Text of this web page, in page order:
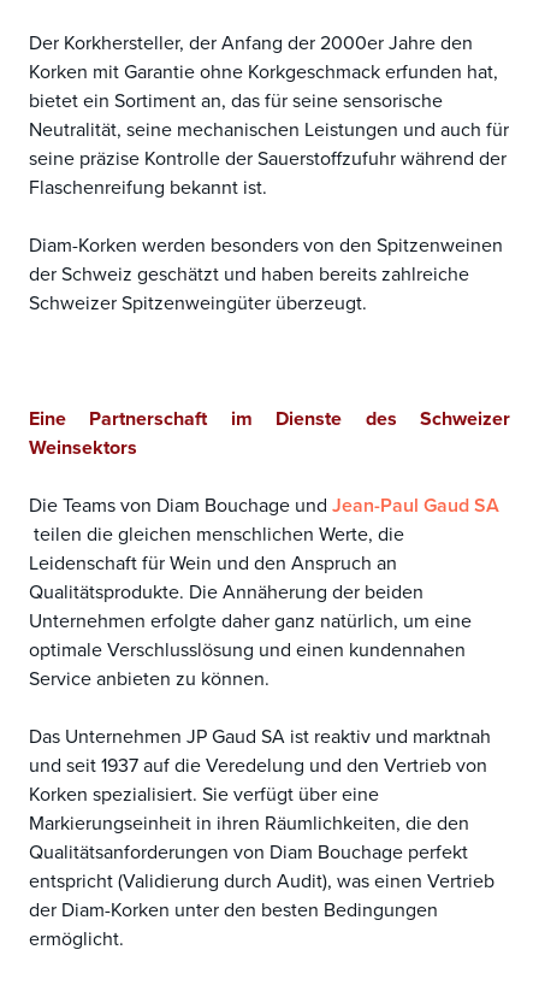
Der Korkhersteller, der Anfang der 2000er Jahre den
Korken mit Garantie ohne Korkgeschmack erfunden hat,
bietet ein Sortiment an, das für seine sensorische
Neutralität, seine mechanischen Leistungen und auch für
seine präzise Kontrolle der Sauerstoffzufuhr während der
Flaschenreifung bekannt ist.
Diam-Korken werden besonders von den Spitzenweinen
der Schweiz geschätzt und haben bereits zahlreiche
Schweizer Spitzenweingüter überzeugt.
Eine Partnerschaft im Dienste des Schweizer
Weinsektors
Die Teams von Diam Bouchage und Jean-Paul Gaud SA
teilen die gleichen menschlichen Werte, die
Leidenschaft für Wein und den Anspruch an
Qualitätsprodukte. Die Annäherung der beiden
Unternehmen erfolgte daher ganz natürlich, um eine
optimale Verschlusslösung und einen kundennahen
Service anbieten zu können.
Das Unternehmen JP Gaud SA ist reaktiv und marktnah
und seit 1937 auf die Veredelung und den Vertrieb von
Korken spezialisiert. Sie verfügt über eine
Markierungseinheit in ihren Räumlichkeiten, die den
Qualitätsanforderungen von Diam Bouchage perfekt
entspricht (Validierung durch Audit), was einen Vertrieb
der Diam-Korken unter den besten Bedingungen
ermöglicht.